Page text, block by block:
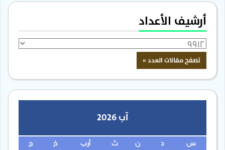
أرشيف الأعداد
آب 2026
س ن ث أرب خ ج